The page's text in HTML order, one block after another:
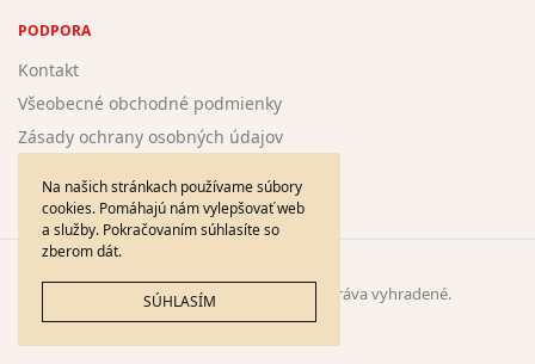
PODPORA
Kontakt
Všeobecné obchodné podmienky
Zásady ochrany osobných údajov
© 2005 - 2026DieloPlus.sk . Všetky práva vyhradené.
Na našich stránkach používame súbory
cookies. Pomáhajú nám vylepšovať web
a služby. Pokračovaním súhlasíte so
zberom dát.
SÚHLASÍM